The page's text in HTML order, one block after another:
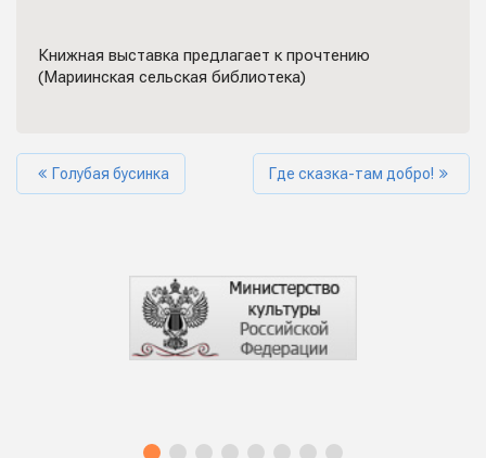
Книжная выставка предлагает к прочтению
(Мариинская сельская библиотека)
Голубая бусинка Где сказка-там добро!